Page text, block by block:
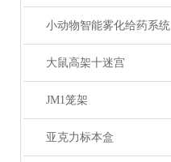
小动物智能雾化给药系统
大鼠高架十迷宫
JM1笼架
亚克力标本盒